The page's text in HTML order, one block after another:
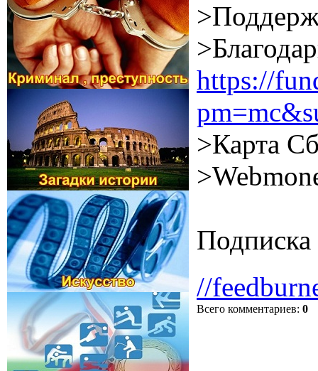
https://
>Карта
Подписка
//
Всего комментариев: 0